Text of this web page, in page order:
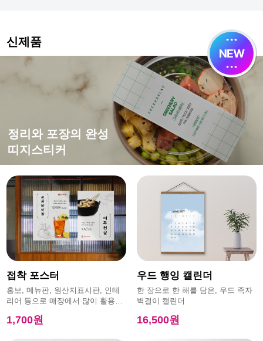
신제품
떨어지지 않는 강한 접착력
특수초강접스티커
평범한 엽서에 감성을 더하면?
캔버스엽서
홍보,이벤트에 효과적인
모양엽서
정리와 포장의 완성
띠지스티커
접착 포스터
홍보, 메뉴판, 원산지표시판, 인테
리어 등으로 매장에서 많이 활용하
1,700원
우드 행잉 캘린더
한 장으로 한 해를 담은, 우드 족자
벽걸이 캘린더
16,500원